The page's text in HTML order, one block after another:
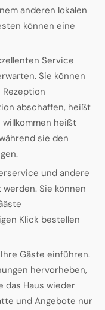
anderen lokalen
können eine
Service
Sie können
abschaffen, heißt
willkommen heißt
sie den
und andere
Sie können
Klick bestellen
Gäste einführen.
hervorheben,
das Haus wieder
und Angebote nur